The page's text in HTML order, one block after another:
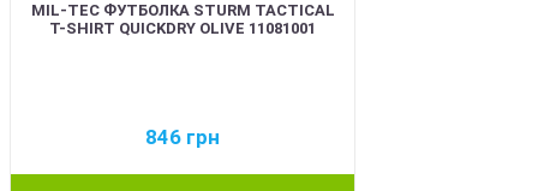
MIL-TEC ФУТБОЛКА STURM TACTICAL
T-SHIRT QUICKDRY OLIVE 11081001
846 грн